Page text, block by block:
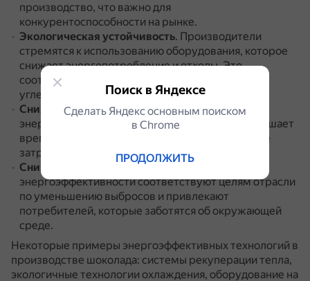
производство, что важно для
конкурентоспособности на рынке.
Экологическая устойчивость. Производители
стремятся к использованию оборудования, которое
снижает энергопотребление и отходы.Это
соответствует целям отрасли по уменьшению
углеродного следа.
Снижение времени простоя.Оборудование с
энергоэффективными характеристиками уменьшает
время простоя и связанные с ним операционные
затраты.
Снижение выбросов
Решения в области
энергоэффективности соответствуют целям отрасли
по уменьшению выбросов и привлекают
потребителей, которые заботятся об окружающей
среде.
Некоторые примеры энергоэффективных технологий в
производстве шоколада: системы рекуперации тепла,
экологичные технологии охлаждения, оборудование на
Поиск в Яндексе
Сделать Яндекс основным поиском
в Сhrome
ПРОДОЛЖИТЬ